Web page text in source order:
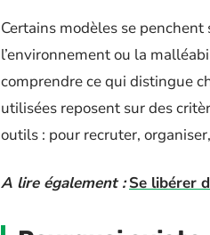
Certains modèles se penchent
l’environnement ou la
comprendre ce qui distingue
utilisées reposent sur des
outils : pour recruter,
A lire également : Se libérer